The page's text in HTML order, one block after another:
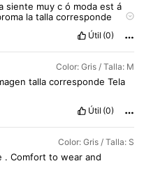
siente muy c ó moda est á
latallacorresponde
Útil (0)
Color: Gris / Talla: M
tallacorrespondeTela
Útil (0)
Color: Gris / Talla: S
. Comfort to wear and